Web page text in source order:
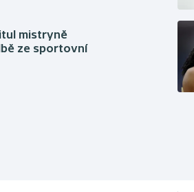
mistryně
ze sportovní